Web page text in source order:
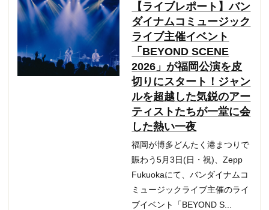
【ライブレポート】バン
ダイナムコミュージック
ライブ主催イベント
「BEYOND SCENE
2026」が福岡公演を皮
切りにスタート！ジャン
ルを超越した気鋭のアー
ティストたちが一堂に会
した熱い一夜
福岡が博多どんたく港まつりで
賑わう5月3日(日・祝)、Zepp
Fukuokaにて、バンダイナムコ
ミュージックライブ主催のライ
ブイベント「BEYOND S...